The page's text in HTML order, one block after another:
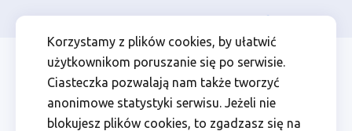
Korzystamy z plików cookies, by ułatwić
użytkownikom poruszanie się po serwisie.
Ciasteczka pozwalają nam także tworzyć
anonimowe statystyki serwisu. Jeżeli nie
blokujesz plików cookies, to zgadzasz się na
Działanie
15.1
Wzmocnienie
Przejdź
głównej
nawigacji
Przejdź
wyszukiwarki
Przejdź
zawartości
strony
Przejdź
stopki
Menu
Header
Top
Osoba prywatna Firma
Menu
top
left